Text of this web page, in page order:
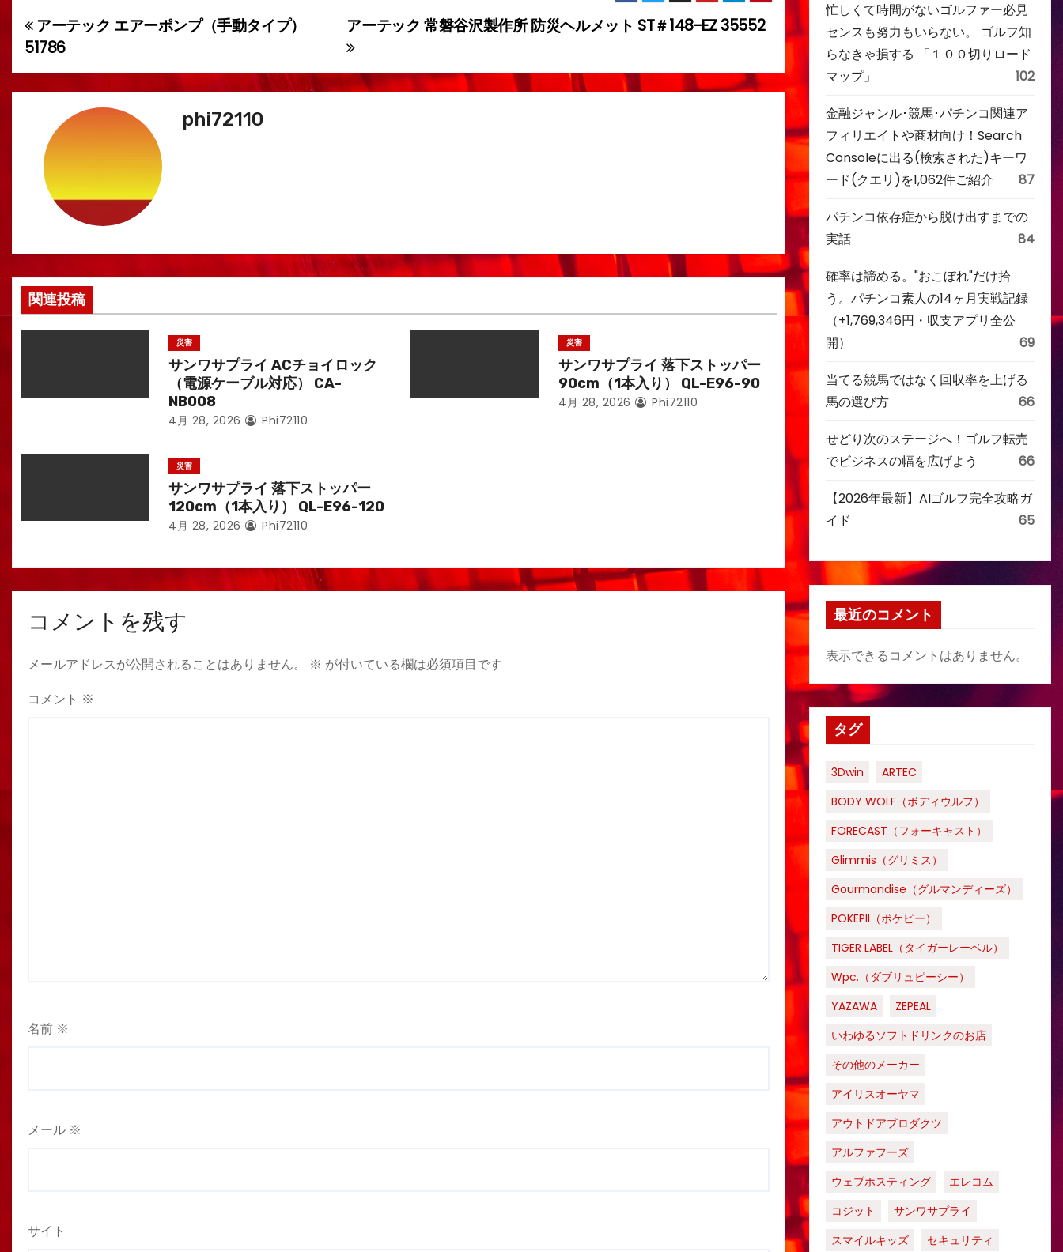
投
稿
ナ
ゲ
ー
ョ
ン
アーテック 常磐谷沢製作所 防災ヘルメット ST＃148-EZ 35552
アーテック エアーポンプ（手動タイプ）
51786
phi72110
関連投稿
災害
サンワサプライ ACチョイロック
（電源ケーブル対応） CA-
NB008
4月 28, 2026 Phi72110
災害
サンワサプライ 落下ストッパー
90cm（1本入り） QL-E96-90
4月 28, 2026 Phi72110
災害
サンワサプライ 落下ストッパー
120cm（1本入り） QL-E96-120
4月 28, 2026 Phi72110
コメントを残す
メールアドレスが公開されることはありません。 ※ が付いている欄は必須項目です
コメント ※
名前 ※
メール ※
サイト
忙しくて時間がないゴルファー必見
センスも努力もいらない。 ゴルフ知
らなきゃ損する 「１００切りロード
マップ」
102
金融ジャンル･競馬･パチンコ関連ア
フィリエイトや商材向け！Search
Consoleに出る(検索された)キーワ
ード(クエリ)を1,062件ご紹介
87
パチンコ依存症から脱け出すまでの
実話
84
確率は諦める。"おこぼれ"だけ拾
う。パチンコ素人の14ヶ月実戦記録
（+1,769,346円・収支アプリ全公
開）
69
当てる競馬ではなく回収率を上げる
馬の選び方
66
せどり次のステージへ！ゴルフ転売
でビジネスの幅を広げよう
66
【2026年最新】AIゴルフ完全攻略ガ
イド
65
最近のコメント
表示できるコメントはありません。
タグ
3Dwin
ARTEC
BODY WOLF（ボディウルフ）
FORECAST（フォーキャスト）
Glimmis（グリミス）
Gourmandise（グルマンディーズ）
POKEPII（ポケピー）
TIGER LABEL（タイガーレーベル）
Wpc.（ダブリュピーシー）
YAZAWA
ZEPEAL
いわゆるソフトドリンクのお店
その他のメーカー
アイリスオーヤマ
アウトドアプロダクツ
アルファフーズ
ウェブホスティング
エレコム
コジット
サンワサプライ
スマイルキッズ
セキュリティ